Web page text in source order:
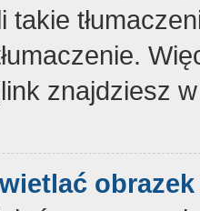
takie
znajdziesz